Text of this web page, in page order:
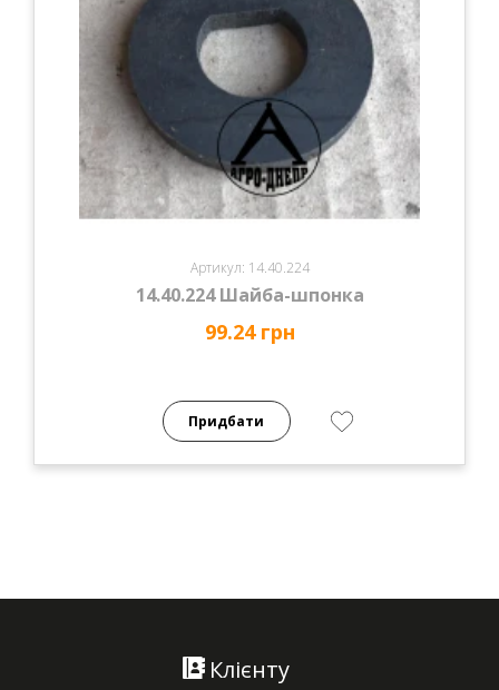
Артикул: 14.40.224
14.40.224 Шайба-шпонка
99.24 грн
Придбати
Клієнту